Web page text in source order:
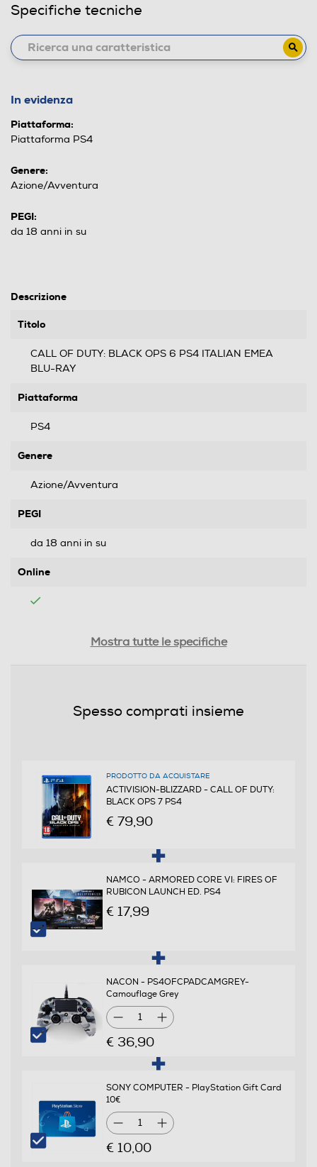
Specifiche tecniche
In evidenza
Piattaforma:
Piattaforma PS4
Genere:
Azione/Avventura
PEGI:
da 18 anni in su
Descrizione
Titolo
CALL OF DUTY: BLACK OPS 6 PS4 ITALIAN EMEA
BLU-RAY
Piattaforma
PS4
Genere
Azione/Avventura
PEGI
da 18 anni in su
Online
Mostra tutte le specifiche
Spesso comprati insieme
PRODOTTO DA ACQUISTARE
ACTIVISION-BLIZZARD - CALL OF DUTY:
BLACK OPS 7 PS4
€ 79,90
NAMCO - ARMORED CORE VI: FIRES OF
RUBICON LAUNCH ED. PS4
€ 17,99
NACON - PS4OFCPADCAMGREY-
Camouflage Grey
1
€ 36,90
SONY COMPUTER - PlayStation Gift Card
10€
1
€ 10,00